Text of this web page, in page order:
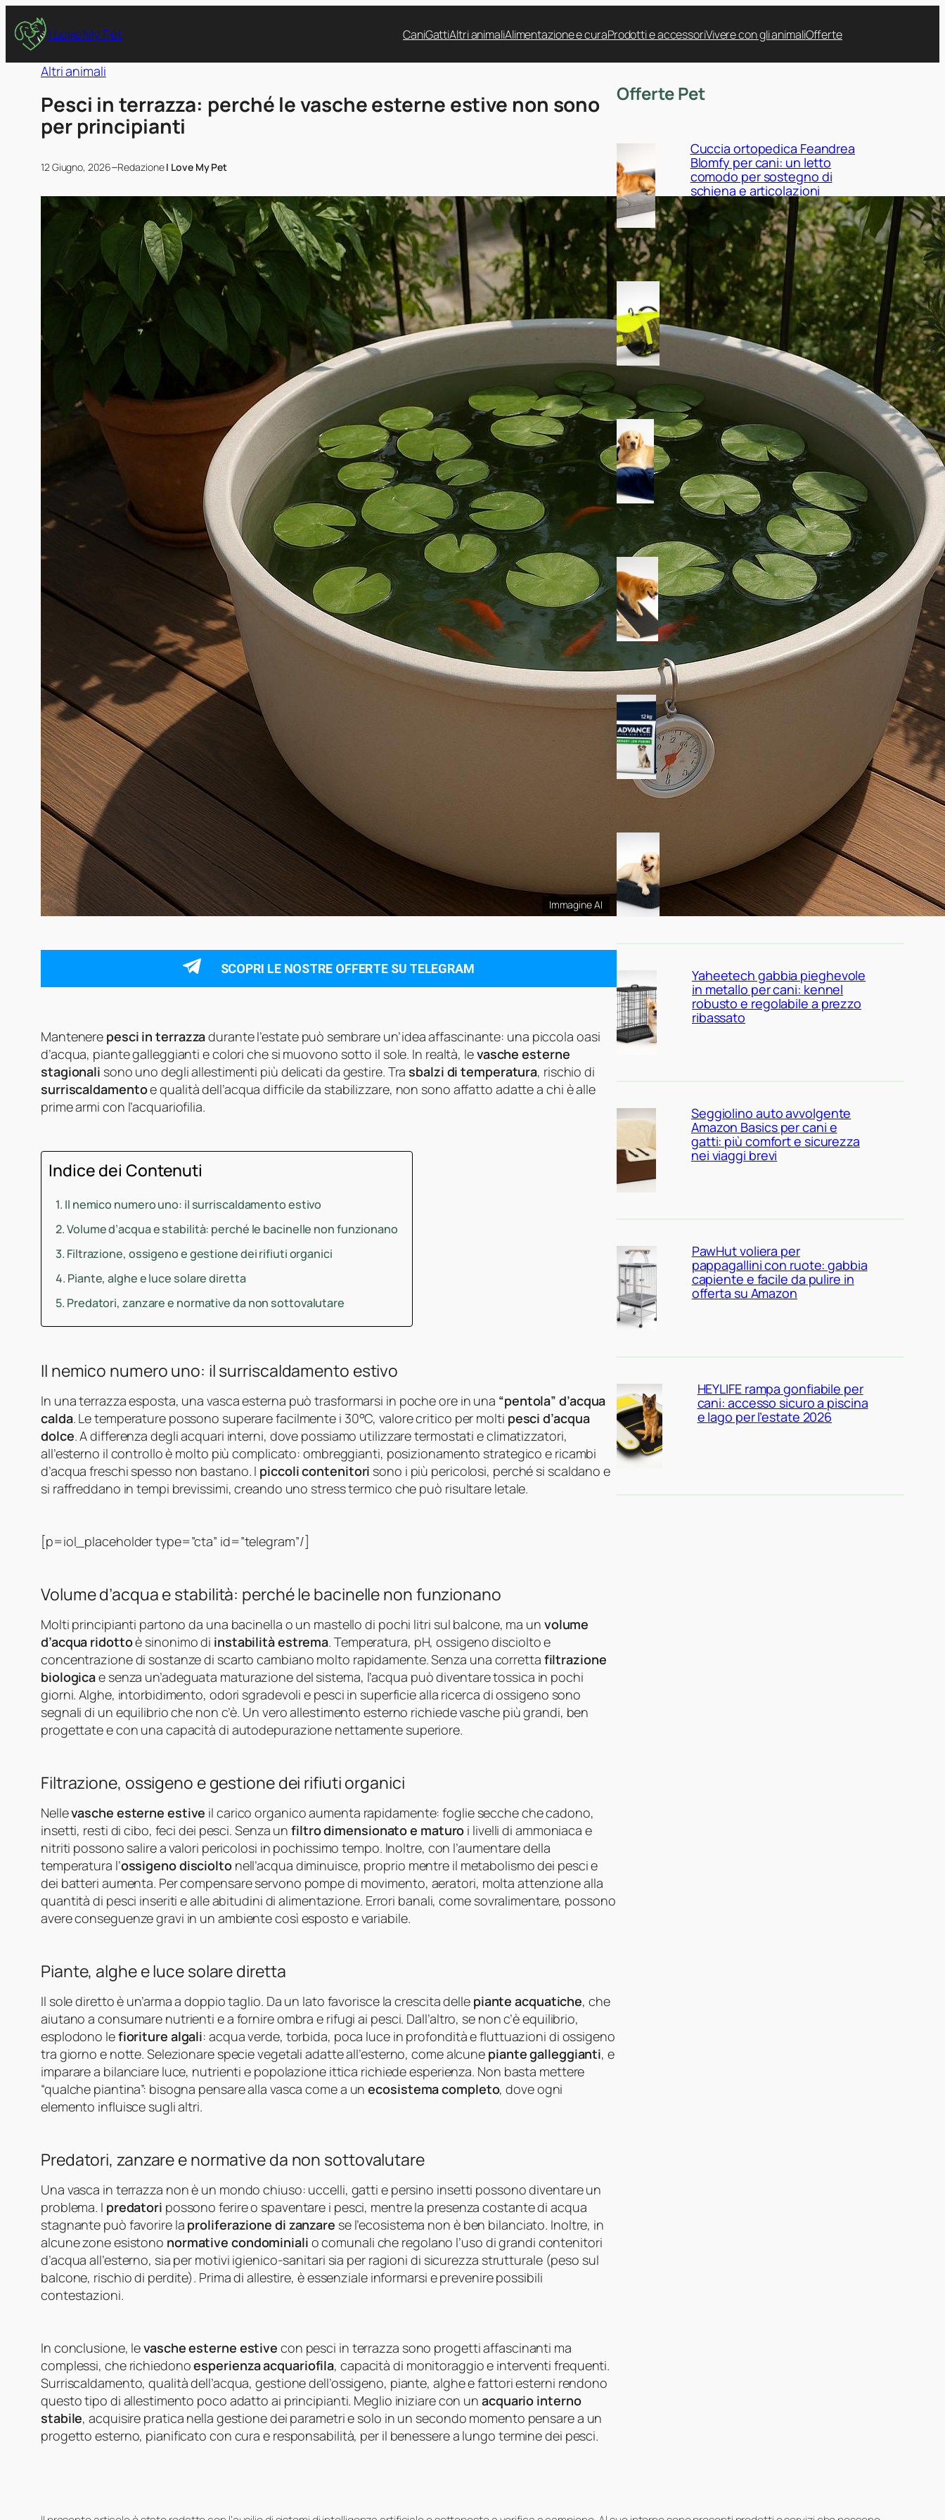
I Love My Pet CaniGattiAltri animaliAlimentazione e curaProdotti e accessoriVivere con gli animaliOfferte
Altri animali
Pesci in terrazza: perché le vasche esterne estive non sono
per principianti
12 Giugno, 2026–RedazioneI Love My Pet
Immagine AI
SCOPRI LE NOSTRE OFFERTE SU TELEGRAM
Mantenere pesci in terrazzadurante l’estate può sembrare un’idea affascinante: una piccola oasi
d’acqua, piante galleggianti e colori che si muovono sotto il sole. In realtà, levasche esterne
stagionali sono uno degli allestimenti più delicati da gestire. Trasbalzi di temperatura, rischio di
surriscaldamentoe qualità dell’acqua difficile da stabilizzare, non sono affatto adatte a chi è alle
prime armi con l’acquariofilia.
Indice dei Contenuti
Il nemico numero uno: il surriscaldamento estivo
Volume d’acqua e stabilità: perché le bacinelle non funzionano
Filtrazione, ossigeno e gestione dei rifiuti organici
Piante, alghe e luce solare diretta
Predatori, zanzare e normative da non sottovalutare
Il nemico numero uno: il surriscaldamento estivo
In una terrazza esposta, una vasca esterna può trasformarsi in poche ore in una “pentola” d’acqua
calda. Le temperature possono superare facilmente i 30°C, valore critico per molti pesci d’acqua
dolce. A differenza degli acquari interni, dove possiamo utilizzare termostati e climatizzatori,
all’esterno il controllo è molto più complicato: ombreggianti, posizionamento strategico e ricambi
d’acqua freschi spesso non bastano. I piccoli contenitori sono i più pericolosi, perché si scaldano e
si raffreddano in tempi brevissimi, creando uno stress termico che può risultare letale.
[p=iol_placeholder type=”cta” id=”telegram”/]
Volume d’acqua e stabilità: perché le bacinelle non funzionano
Molti principianti partono da una bacinella o un mastello di pochi litri sul balcone, ma un volume
d’acqua ridottoè sinonimo di instabilità estrema. Temperatura, pH, ossigeno disciolto e
concentrazione di sostanze di scarto cambiano molto rapidamente. Senza una corretta filtrazione
biologicae senza un’adeguata maturazione del sistema, l’acqua può diventare tossica in pochi
giorni. Alghe, intorbidimento, odori sgradevoli e pesci in superficie alla ricerca di ossigeno sono
segnali di un equilibrio che non c’è. Un vero allestimento esterno richiede vasche più grandi, ben
progettate e con una capacità di autodepurazione nettamente superiore.
Filtrazione, ossigeno e gestione dei rifiuti organici
Nellevasche esterne estive il carico organico aumenta rapidamente: foglie secche che cadono,
insetti, resti di cibo, feci dei pesci. Senza unfiltro dimensionato e maturo i livelli di ammoniaca e
nitriti possono salire a valori pericolosi in pochissimo tempo. Inoltre, con l’aumentare della
temperatura l’ossigeno discioltonell’acqua diminuisce, proprio mentre il metabolismo dei pesci e
dei batteri aumenta. Per compensare servono pompe di movimento, aeratori, molta attenzione alla
quantità di pesci inseriti e alle abitudini di alimentazione. Errori banali, come sovralimentare, possono
avere conseguenze gravi in un ambiente così esposto e variabile.
Piante, alghe e luce solare diretta
Il sole diretto è un’arma a doppio taglio. Da un lato favorisce la crescita delle piante acquatiche, che
aiutano a consumare nutrienti e a fornire ombra e rifugi ai pesci. Dall’altro, se non c’è equilibrio,
esplodono lefioriture algali: acqua verde, torbida, poca luce in profondità e fluttuazioni di ossigeno
tra giorno e notte. Selezionare specie vegetali adatte all’esterno, come alcune piante galleggianti, e
imparare a bilanciare luce, nutrienti e popolazione ittica richiede esperienza. Non basta mettere
“qualche piantina”: bisogna pensare alla vasca come a unecosistema completo, dove ogni
elemento influisce sugli altri.
Predatori, zanzare e normative da non sottovalutare
Una vasca in terrazza non è un mondo chiuso: uccelli, gatti e persino insetti possono diventare un
problema. I predatori possono ferire o spaventare i pesci, mentre la presenza costante di acqua
stagnante può favorire la proliferazione di zanzare se l’ecosistema non è ben bilanciato. Inoltre, in
alcune zone esistono normative condominiali o comunali che regolano l’uso di grandi contenitori
d’acqua all’esterno, sia per motivi igienico-sanitari sia per ragioni di sicurezza strutturale (peso sul
balcone, rischio di perdite). Prima di allestire, è essenziale informarsi e prevenire possibili
contestazioni.
In conclusione, levasche esterne estive con pesci in terrazza sono progetti affascinanti ma
complessi, che richiedonoesperienza acquariofila, capacità di monitoraggio e interventi frequenti.
Surriscaldamento, qualità dell’acqua, gestione dell’ossigeno, piante, alghe e fattori esterni rendono
questo tipo di allestimento poco adatto ai principianti. Meglio iniziare con unacquario interno
stabile, acquisire pratica nella gestione dei parametri e solo in un secondo momento pensare a un
progetto esterno, pianificato con cura e responsabilità, per il benessere a lungo termine dei pesci.
Offerte Pet
Cuccia ortopedica Feandrea
Blomfy per cani: un letto
comodo per sostegno di
schiena e articolazioni
Giubbotto di salvataggio
Queenmore per cani:
sicurezza in acqua tra mare,
lago e piscina
Coperta impermeabile
Dreamzie per cani e gatti:
proteggere divano e letto con
un telo morbido e lavabile
Rampa iPetba per cani grandi:
accesso sicuro a letto e
divano senza stress per le
articolazioni
Advance Veterinary Diets
Urinary Low Purine per cani:
quando può aiutare davvero i
problemi urinari
KSIIA cuscino XL per cani
taglia grande: materassino
morbido e lavabile ideale per
l’interno
Yaheetech gabbia pieghevole
in metallo per cani: kennel
robusto e regolabile a prezzo
ribassato
Seggiolino auto avvolgente
Amazon Basics per cani e
gatti: più comfort e sicurezza
nei viaggi brevi
PawHut voliera per
pappagallini con ruote: gabbia
capiente e facile da pulire in
offerta su Amazon
HEYLIFE rampa gonfiabile per
cani: accesso sicuro a piscina
e lago per l’estate 2026